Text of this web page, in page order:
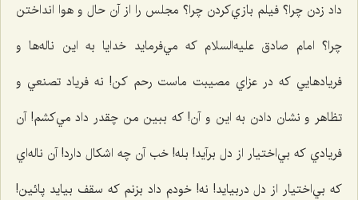
داد زدن چرا؟ فيلم بازي‌كردن چرا؟ مجلس را از آن حال و هوا انداختن
چرا؟ امام صادق عليه‌السلام كه مي‌فرمايد خدايا به اين ناله‌ها و
فريادهایي كه در عزاي مصيبت ماست رحم كن! نه فرياد تصنعي و
تظاهر و نشان دادن به اين و آن! كه ببين من چقدر داد مي‌كشم! آن
فريادي كه بي‌اختيار از دل برآيد! بله! خب آن چه اشكال دارد! آن ناله‌اي
كه بي‌اختيار از دل دربيايد! نه! خودم داد بزنم كه سقف بيايد پائين!